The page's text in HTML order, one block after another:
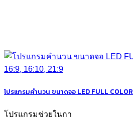
โปรแกรมคำนวน ขนาดจอ LED FULL COLOR
โปรแกรมช่วยในกา